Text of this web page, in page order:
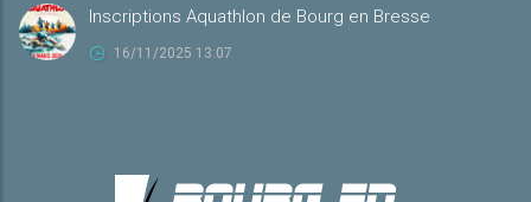
Inscriptions Aquathlon de Bourg en Bresse
16/11/2025 13:07